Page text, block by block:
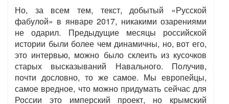
Но, за всем тем, текст, добытый «Русской
фабулой» в январе 2017, никакими озарениями
не одарил. Предыдущие месяцы российской
истории были более чем динамичны, но, вот его,
это интервью, можно было склеить из кусочков
старых высказываний Навального. Получив,
почти дословно, то же самое. Мы европейцы,
самое вредное, что можно придумать сейчас для
России это имперский проект, но крымский